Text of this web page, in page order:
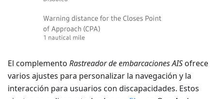
El complemento Rastreador de embarcaciones AISofrece
varios ajustes para personalizar la navegación y la
interacción para usuarios con discapacidades. Estos